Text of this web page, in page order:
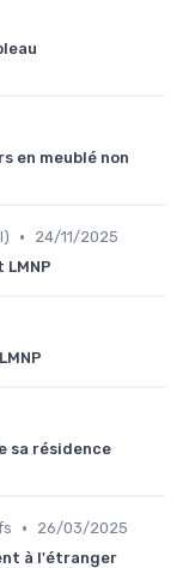
en meublé non
•
24/11/2025
sa résidence
•
26/03/2025
à l'étranger